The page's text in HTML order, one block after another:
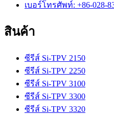
เบอร์โทรศัพท์: +86-028-
สินค้า
ซีรีส์ Si-TPV 2150
ซีรีส์ Si-TPV 2250
ซีรีส์ Si-TPV 3100
ซีรีส์ Si-TPV 3300
ซีรีส์ Si-TPV 3320